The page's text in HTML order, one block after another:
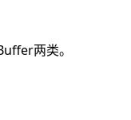
两类。